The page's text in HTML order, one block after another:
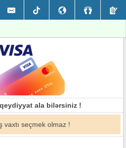
ala bilərsiniz !
vaxtı seçmek olmaz !